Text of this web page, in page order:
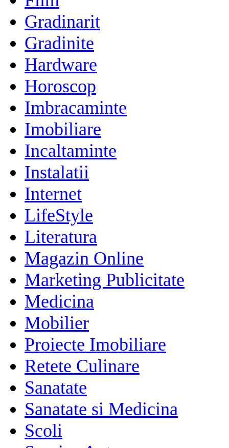
Gradinarit
Gradinite
Hardware
Horoscop
Imbracaminte
Imobiliare
Incaltaminte
Instalatii
Internet
LifeStyle
Literatura
Magazin Online
Marketing Publicitate
Medicina
Mobilier
Proiecte Imobiliare
Retete Culinare
Sanatate
Sanatate si Medicina
Scoli